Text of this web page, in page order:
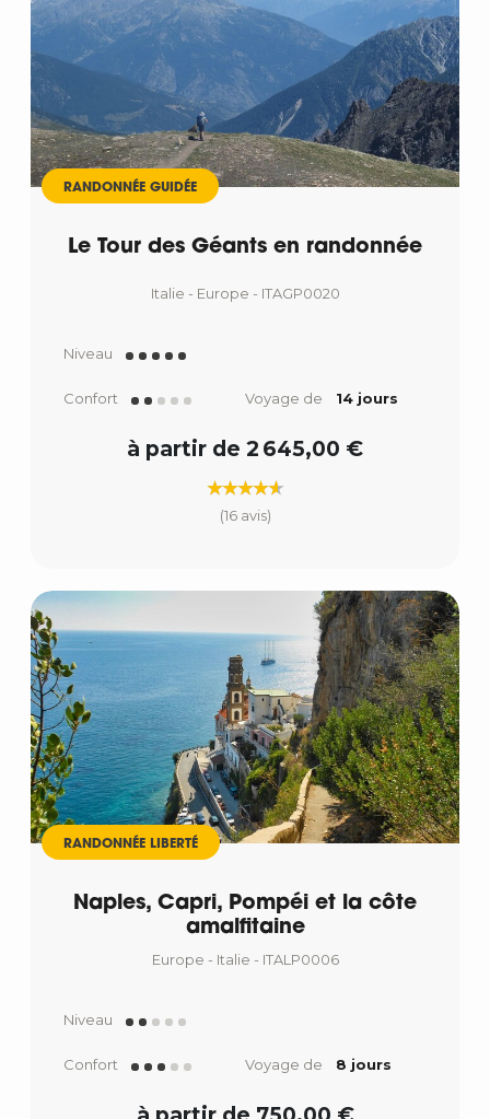
RANDONNÉE GUIDÉE
Le Tour des Géants en randonnée
Italie - Europe - ITAGP0020
Niveau
Confort Voyage de 14 jours
à partir de 2 645,00 €
(16 avis)
RANDONNÉE LIBERTÉ
Naples, Capri, Pompéi et la côte
amalfitaine
Europe - Italie - ITALP0006
Niveau
Confort Voyage de 8 jours